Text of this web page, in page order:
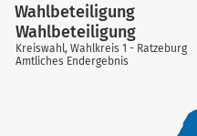
Wahlbeteiligung
Wahlbeteiligung
Kreiswahl, Wahlkreis 1 - Ratzeburg
Amtliches Endergebnis